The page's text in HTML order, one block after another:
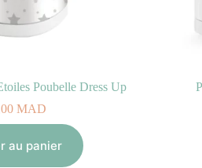
Poubelle Dress Up
MAD
au panier